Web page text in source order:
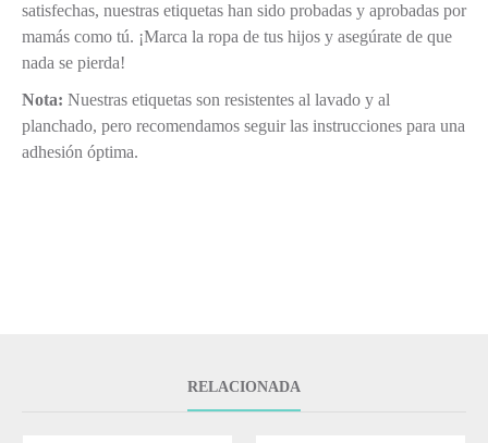
satisfechas, nuestras etiquetas han sido probadas y aprobadas por
mamás como tú. ¡Marca la ropa de tus hijos y asegúrate de que
nada se pierda!
Nota: Nuestras etiquetas son resistentes al lavado y al
planchado, pero recomendamos seguir las instrucciones para una
adhesión óptima.
RELACIONADA